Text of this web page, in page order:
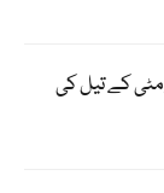
مٹی کے تیل کی